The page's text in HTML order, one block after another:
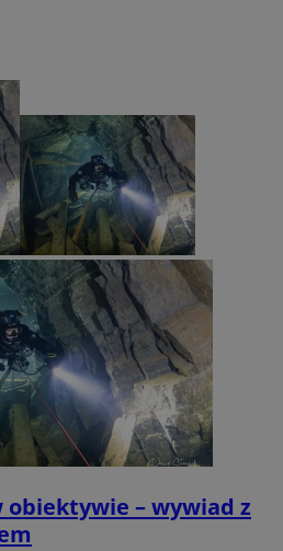
– wywiad z